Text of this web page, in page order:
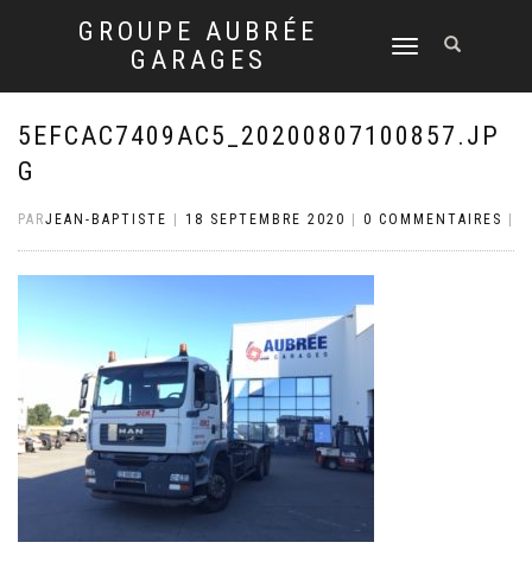
GROUPE AUBRÉE
GARAGES
DÉPLIER
NAVIGATION
5EFCAC7409AC5_20200807100857.JP
G
PARJEAN-BAPTISTE 18 SEPTEMBRE 2020 0 COMMENTAIRES